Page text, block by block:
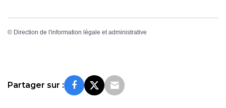
© Direction de l'information légale et administrative
Partager sur :